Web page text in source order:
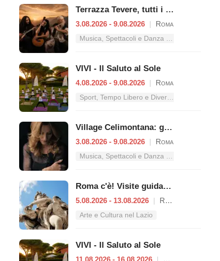
Terrazza Tevere, tutti i concerti dal 3 al 9 agosto
3.08.2026 - 9.08.2026 | Roma
VIVI - Il Saluto al Sole
4.08.2026 - 9.08.2026 | Roma
Village Celimontana: gli appuntamenti dal 3 al 9 agosto
3.08.2026 - 9.08.2026 | Roma
Roma c'è! Visite guidate (anche per bambini) dal 5 al 13 agosto 2026
5.08.2026 - 13.08.2026 | Roma
Arte e Cultura nel Lazio
VIVI - Il Saluto al Sole
11.08.2026 - 16.08.2026 |